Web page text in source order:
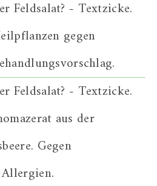
Feldsalat? - Textzicke.
gegen
Feldsalat? - Textzicke.
aus der
Gegen